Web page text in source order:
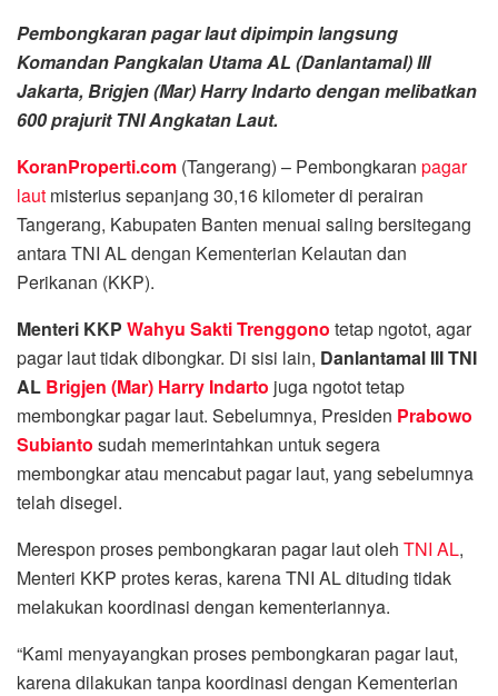
Pembongkaran pagar laut dipimpin langsung
Komandan Pangkalan Utama AL (Danlantamal) III
Jakarta, Brigjen (Mar) Harry Indarto dengan melibatkan
600 prajurit TNI Angkatan Laut.
KoranProperti.com (Tangerang) – Pembongkaran pagar
laut misterius sepanjang 30,16 kilometer di perairan
Tangerang, Kabupaten Banten menuai saling bersitegang
antara TNI AL dengan Kementerian Kelautan dan
Perikanan (KKP).
Menteri KKP Wahyu Sakti Trenggono tetap ngotot, agar
pagar laut tidak dibongkar. Di sisi lain, Danlantamal III TNI
AL Brigjen (Mar) Harry Indarto juga ngotot tetap
membongkar pagar laut. Sebelumnya, Presiden Prabowo
Subianto sudah memerintahkan untuk segera
membongkar atau mencabut pagar laut, yang sebelumnya
telah disegel.
Merespon proses pembongkaran pagar laut oleh TNI AL,
Menteri KKP protes keras, karena TNI AL dituding tidak
melakukan koordinasi dengan kementeriannya.
“Kami menyayangkan proses pembongkaran pagar laut,
karena dilakukan tanpa koordinasi dengan Kementerian